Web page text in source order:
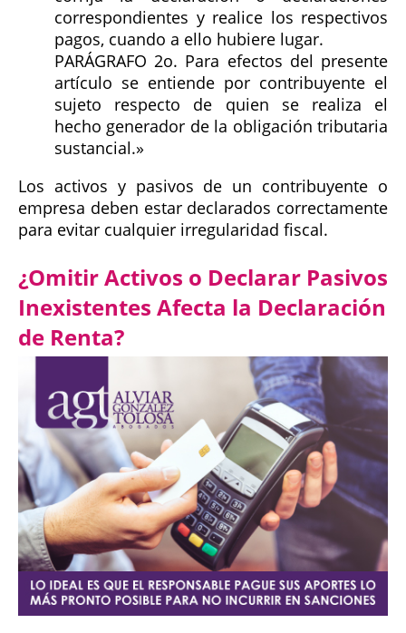
correspondientes y realice los respectivos
pagos, cuando a ello hubiere lugar.
PARÁGRAFO 2o. Para efectos del presente
artículo se entiende por contribuyente el
sujeto respecto de quien se realiza el
hecho generador de la obligación tributaria
sustancial.»
Los activos y pasivos de un contribuyente o
empresa deben estar declarados correctamente
para evitar cualquier irregularidad fiscal.
¿Omitir Activos o Declarar Pasivos
Inexistentes Afecta la Declaración
de Renta?